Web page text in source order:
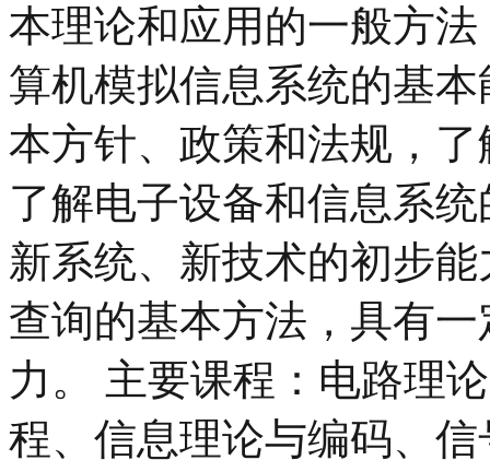
本理论和应用的一般方
算机模拟信息系统的基
本方针、政策和法规，
了解电子设备和信息系
新系统、新技术的初步
查询的基本方法，具有
力。 主要课程：电路理
程、信息理论与编码、